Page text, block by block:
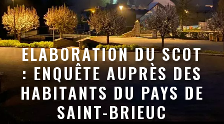
ELABORATION DU SCOT
: ENQUÊTE AUPRÈS DES
HABITANTS DU PAYS DE
SAINT-BRIEUC